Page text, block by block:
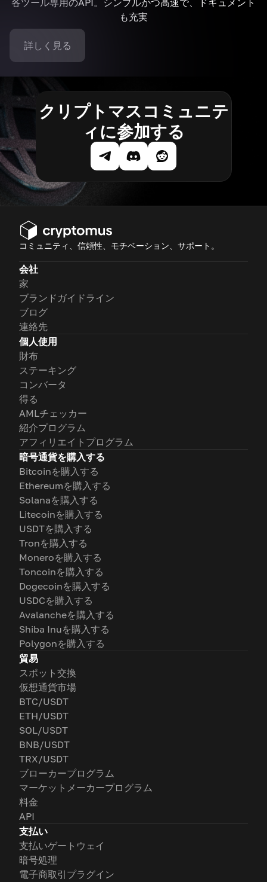
各ツール専用のAPI。シンプルかつ高速で、ドキュメント
も充実
詳しく見る
クリプトマスコミュニテ
ィに参加する
コミュニティ、信頼性、モチベーション、サポート。
会社
家
ブランドガイドライン
ブログ
連絡先
個人使用
財布
ステーキング
コンバータ
得る
AMLチェッカー
紹介プログラム
アフィリエイトプログラム
暗号通貨を購入する
Bitcoinを購入する
Ethereumを購入する
Solanaを購入する
Litecoinを購入する
USDTを購入する
Tronを購入する
Moneroを購入する
Toncoinを購入する
Dogecoinを購入する
USDCを購入する
Avalancheを購入する
Shiba Inuを購入する
Polygonを購入する
貿易
スポット交換
仮想通貨市場
BTC/USDT
ETH/USDT
SOL/USDT
BNB/USDT
TRX/USDT
ブローカープログラム
マーケットメーカープログラム
料金
API
支払い
支払いゲートウェイ
暗号処理
電子商取引プラグイン